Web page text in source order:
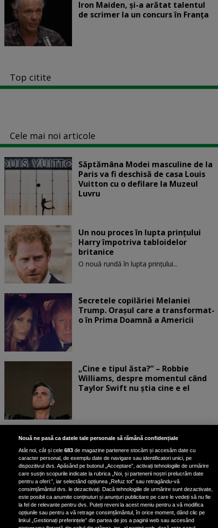
Iron Maiden, şi-a arătat talentul
de scrimer la un concurs în Franţa
Top citite
Cele mai noi articole
Săptămâna Modei masculine de la
Paris va fi deschisă de casa Louis
Vuitton cu o defilare la Muzeul
Luvru
Un nou proces în lupta prinţului
Harry împotriva tabloidelor
britanice
O nouă rundă în lupta prinţului...
Secretele copilăriei Melaniei
Trump. Orașul care a transformat-
o în Prima Doamnă a Americii
„Cine e tipul ăsta?” – Robbie
Williams, despre momentul când
Taylor Swift nu știa cine e el
Bruce Dickinson, solistul trupei
Iron Maiden, şi-a arătat talentul
de scrimer la un concurs în Franţa
Nicki Minaj, acuzată de agresiune
de fostul manager: Detalii șocante
din proces
Nouă ne pasă ca datele tale personale să rămână confidențiale
Atât noi, cât și cele683 de magazine partenere stocăm și accesăm date cu
caracter personal, de exemplu date de navigare sau identificatori unici, pe
dispozitivul dvs. Apăsând pe butonul „Acceptare”, activați tehnologiile de urmărire
care susțin scopurile indicate la rubrica „Noi, și partenerii noștri prelucrăm date
pentru a oferi:”, iar selectând opțiunea „Refuz tot” sau retragându-vă
consimțământul dvs. le dezactivați. Dacă tehnologiile de urmărire sunt dezactivate,
este posibil ca anumite conținuturi și anunțuri publicitare pe care le vedeți să nu fie
la fel de relevante pentru dvs. Puteți reveni la acest meniu pentru a vă modifica
opțiunile sau pentru a vă retrage consimțământul, în orice moment, dând clic pe
linkul „Gestionați preferințele” din partea de jos a paginii web sau accesând